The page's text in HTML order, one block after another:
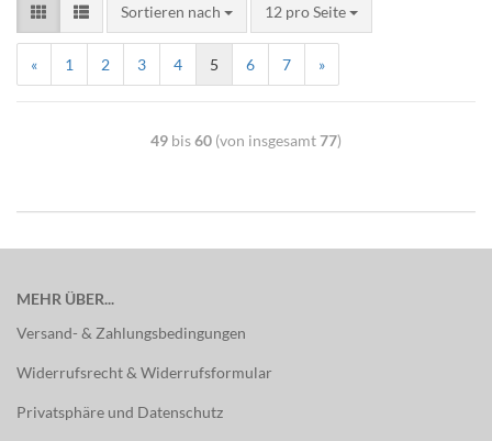
Sortieren nach 12 pro Seite
« 1 2 3 4 5 6 7 »
49 bis60 (von insgesamt77)
MEHR ÜBER...
Versand- & Zahlungsbedingungen
Widerrufsrecht & Widerrufsformular
Privatsphäre und Datenschutz